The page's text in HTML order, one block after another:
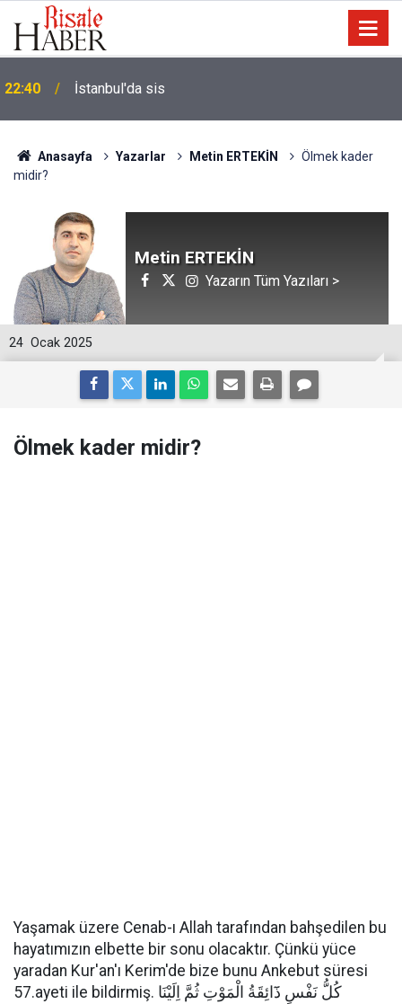
22:40 İstanbul'da sis
Anasayfa Yazarlar Metin ERTEKİN
Ölmek kader
midir?
Metin ERTEKİN
Yazarın Tüm Yazıları >
24 Ocak 2025
Ölmek kader midir?
Yaşamak üzere Cenab-ı Allah tarafından bahşedilen bu
hayatımızın elbette bir sonu olacaktır. Çünkü yüce
yaradan Kur'an'ı Kerim'de bize bunu Ankebut süresi
57.ayeti ile bildirmiş. كُلُّ نَفْسٍ ذَٓائِقَةُ الْمَوْتِ ثُمَّ اِلَيْنَا